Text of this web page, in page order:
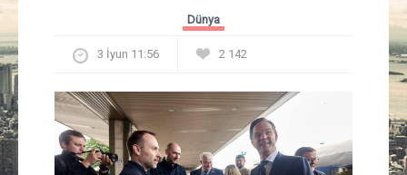
Güney Azərbaycan
Mədəniyyət
Dünya
3 İyun 11:56 2 142